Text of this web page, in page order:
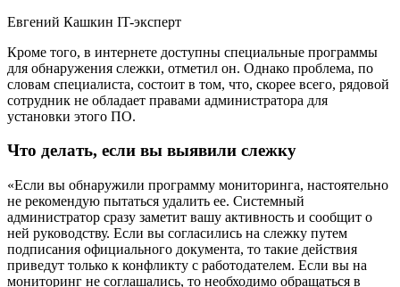
Евгений Кашкин IT-эксперт
Кроме того, в интернете доступны специальные программы
для обнаружения слежки, отметил он. Однако проблема, по
словам специалиста, состоит в том, что, скорее всего, рядовой
сотрудник не обладает правами администратора для
установки этого ПО.
Что делать, если вы выявили слежку
«Если вы обнаружили программу мониторинга, настоятельно
не рекомендую пытаться удалить ее. Системный
администратор сразу заметит вашу активность и сообщит о
ней руководству. Если вы согласились на слежку путем
подписания официального документа, то такие действия
приведут только к конфликту с работодателем. Если вы на
мониторинг не соглашались, то необходимо обращаться в